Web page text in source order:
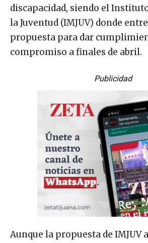
discapacidad, siendo el
la Juventud (IMJUV) donde
propuesta para dar
compromiso a finales de abril.
Publicidad
Aunque la propuesta de IMJUV